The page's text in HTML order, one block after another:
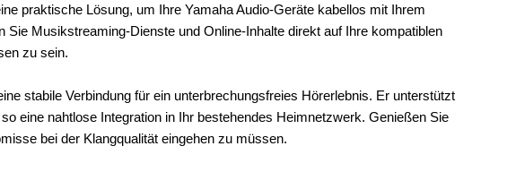
praktische Lösung, um Ihre Yamaha Audio-Geräte kabellos mit Ihrem
Musikstreaming-Dienste und Online-Inhalte direkt auf Ihre kompatiblen
zu sein.
stabile Verbindung für ein unterbrechungsfreies Hörerlebnis. Er unterstützt
eine nahtlose Integration in Ihr bestehendes Heimnetzwerk. Genießen Sie
bei der Klangqualität eingehen zu müssen.